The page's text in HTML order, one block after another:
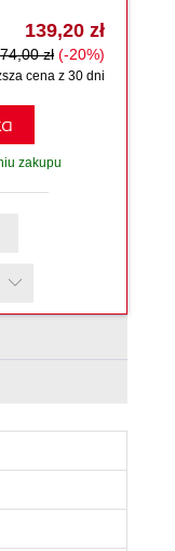
139,20 zł
zł (-20%)
cena z 30 dni
zakupu